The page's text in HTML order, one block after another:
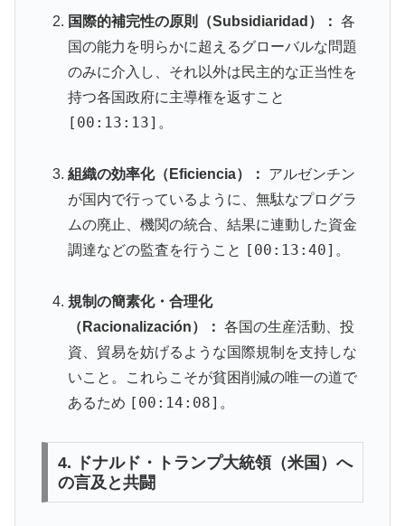
国際的補完性の原則（Subsidiaridad）： 各
国の能力を明らかに超えるグローバルな問題
のみに介入し、それ以外は民主的な正当性を
持つ各国政府に主導権を返すこと
[00:13:13] 。
組織の効率化（Eficiencia）：
アルゼンチン
が国内で行っているように、無駄なプログラ
ムの廃止、機関の統合、結果に連動した資金
調達などの監査を行うこと
[00:13:40] 。
規制の簡素化・合理化
（Racionalización）： 各国の生産活動、投
資、貿易を妨げるような国際規制を支持しな
いこと。これらこそが貧困削減の唯一の道で
あるため [00:14:08] 。
4. ドナルド・トランプ大統領（米国）へ
の言及と共闘